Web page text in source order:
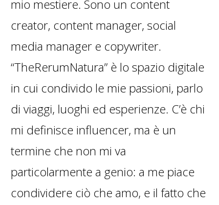
mio mestiere. Sono un content
creator, content manager, social
media manager e copywriter.
“TheRerumNatura” è lo spazio digitale
in cui condivido le mie passioni, parlo
di viaggi, luoghi ed esperienze. C’è chi
mi definisce influencer, ma è un
termine che non mi va
particolarmente a genio: a me piace
condividere ciò che amo, e il fatto che